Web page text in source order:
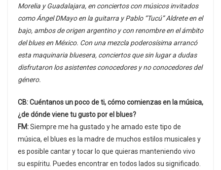
Morelia y Guadalajara, en conciertos con músicos invitados
como Ángel DMayo en la guitarra y Pablo “Tucú” Aldrete en el
bajo, ambos de origen argentino y con renombre en el ámbito
del blues en México. Con una mezcla poderosísima arrancó
esta maquinaria bluesera, conciertos que sin lugar a dudas
disfrutaron los asistentes conocedores y no conocedores del
género.
CB: Cuéntanos un poco de ti, cómo comienzas en la música,
¿de dónde viene tu gusto por el blues?
FM:Siempre me ha gustado y he amado este tipo de
música, el blues es la madre de muchos estilos musicales y
es posible cantar y tocar lo que quieras manteniendo vivo
su espíritu. Puedes encontrar en todos lados su significado.